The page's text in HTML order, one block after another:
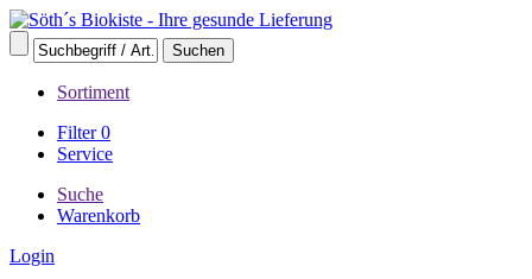
Sortiment
Filter0
Service
Suche
Warenkorb
Login